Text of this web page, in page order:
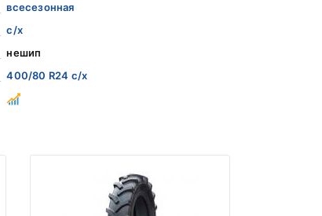
всесезонная
с/х
нешип
400/80 R24 с/х